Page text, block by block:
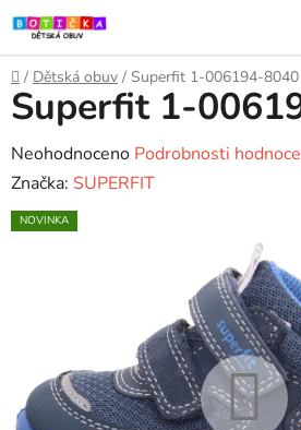
Přejít
na
obsah
Domů
/ Dětská obuv / Superfit 1-006194-8040
Superfit 1-
Průměrné
hodnocení
produktu
Neohodnoceno Podrobnosti
Značka: SUPERFIT
NOVINKA